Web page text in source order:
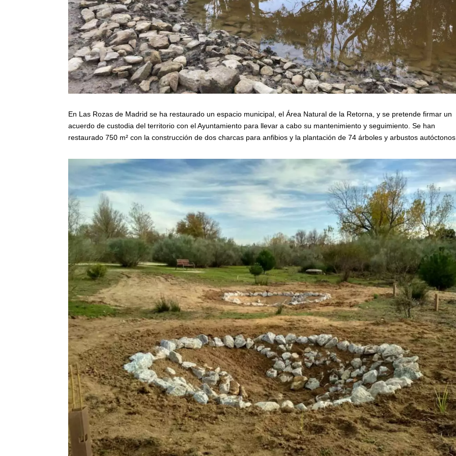
En Las Rozas de Madrid se ha restaurado un espacio municipal, el Área Natural de la Retorna, y se pretende firmar un
acuerdo de custodia del territorio con el Ayuntamiento para llevar a cabo su mantenimiento y seguimiento. Se han
restaurado 750 m² con la construcción de dos charcas para anfibios y la plantación de 74 árboles y arbustos